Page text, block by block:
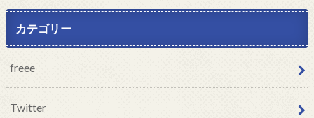
カテゴリー
freee
Twitter